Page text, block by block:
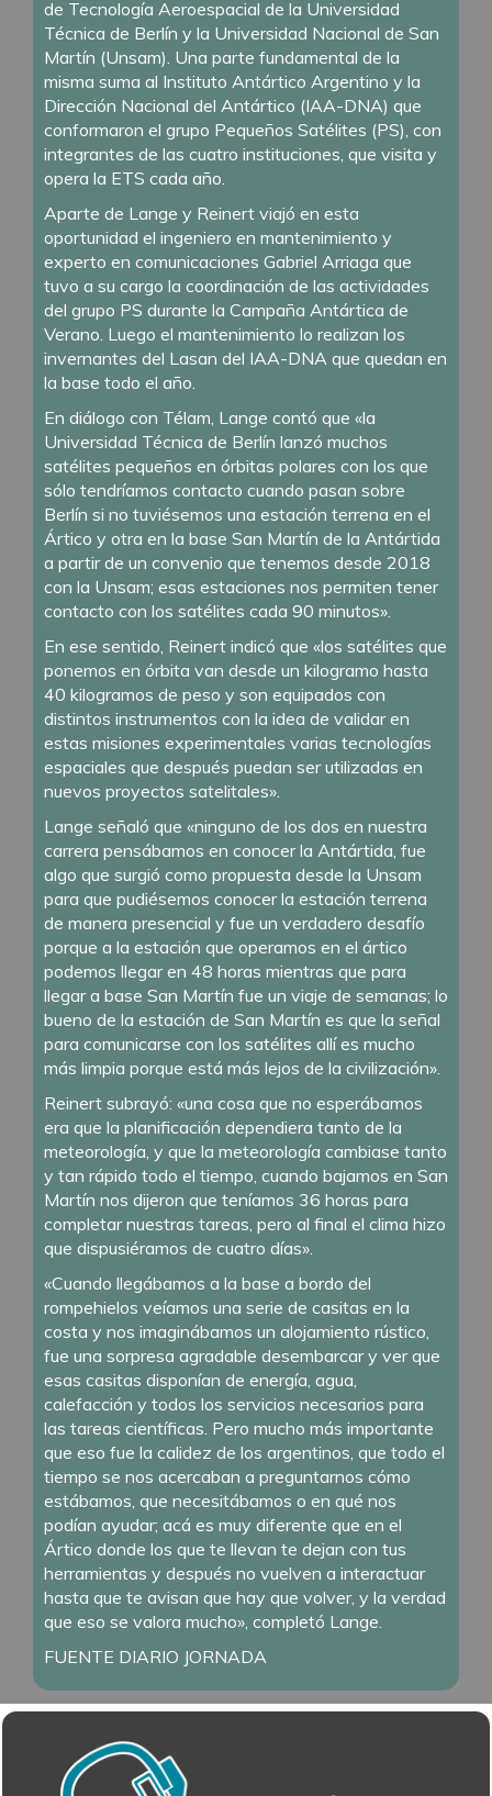
de Tecnología Aeroespacial de la Universidad
Técnica de Berlín y la Universidad Nacional de San
Martín (Unsam). Una parte fundamental de la
misma suma al Instituto Antártico Argentino y la
Dirección Nacional del Antártico (IAA-DNA) que
conformaron el grupo Pequeños Satélites (PS), con
integrantes de las cuatro instituciones, que visita y
opera la ETS cada año.
Aparte de Lange y Reinert viajó en esta
oportunidad el ingeniero en mantenimiento y
experto en comunicaciones Gabriel Arriaga que
tuvo a su cargo la coordinación de las actividades
del grupo PS durante la Campaña Antártica de
Verano. Luego el mantenimiento lo realizan los
invernantes del Lasan del IAA-DNA que quedan en
la base todo el año.
En diálogo con Télam, Lange contó que «la
Universidad Técnica de Berlín lanzó muchos
satélites pequeños en órbitas polares con los que
sólo tendríamos contacto cuando pasan sobre
Berlín si no tuviésemos una estación terrena en el
Ártico y otra en la base San Martín de la Antártida
a partir de un convenio que tenemos desde 2018
con la Unsam; esas estaciones nos permiten tener
contacto con los satélites cada 90 minutos».
En ese sentido, Reinert indicó que «los satélites que
ponemos en órbita van desde un kilogramo hasta
40 kilogramos de peso y son equipados con
distintos instrumentos con la idea de validar en
estas misiones experimentales varias tecnologías
espaciales que después puedan ser utilizadas en
nuevos proyectos satelitales».
Lange señaló que «ninguno de los dos en nuestra
carrera pensábamos en conocer la Antártida, fue
algo que surgió como propuesta desde la Unsam
para que pudiésemos conocer la estación terrena
de manera presencial y fue un verdadero desafío
porque a la estación que operamos en el ártico
podemos llegar en 48 horas mientras que para
llegar a base San Martín fue un viaje de semanas; lo
bueno de la estación de San Martín es que la señal
para comunicarse con los satélites allí es mucho
más limpia porque está más lejos de la civilización».
Reinert subrayó: «una cosa que no esperábamos
era que la planificación dependiera tanto de la
meteorología, y que la meteorología cambiase tanto
y tan rápido todo el tiempo, cuando bajamos en San
Martín nos dijeron que teníamos 36 horas para
completar nuestras tareas, pero al final el clima hizo
que dispusiéramos de cuatro días».
«Cuando llegábamos a la base a bordo del
rompehielos veíamos una serie de casitas en la
costa y nos imaginábamos un alojamiento rústico,
fue una sorpresa agradable desembarcar y ver que
esas casitas disponían de energía, agua,
calefacción y todos los servicios necesarios para
las tareas científicas. Pero mucho más importante
que eso fue la calidez de los argentinos, que todo el
tiempo se nos acercaban a preguntarnos cómo
estábamos, que necesitábamos o en qué nos
podían ayudar; acá es muy diferente que en el
Ártico donde los que te llevan te dejan con tus
herramientas y después no vuelven a interactuar
hasta que te avisan que hay que volver, y la verdad
que eso se valora mucho», completó Lange.
FUENTE DIARIO JORNADA